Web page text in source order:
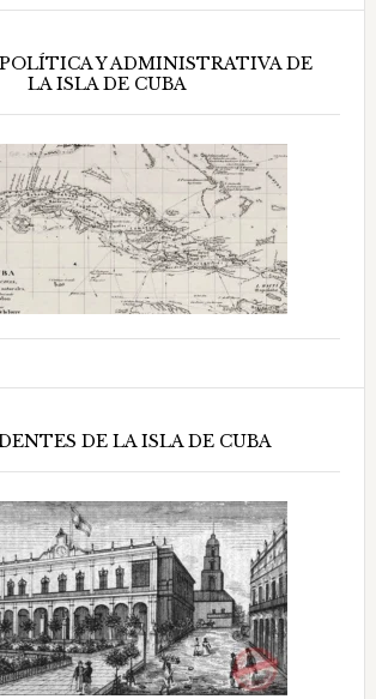
Y ADMINISTRATIVA DE
LA ISLA DE CUBA
DE LA ISLA DE CUBA